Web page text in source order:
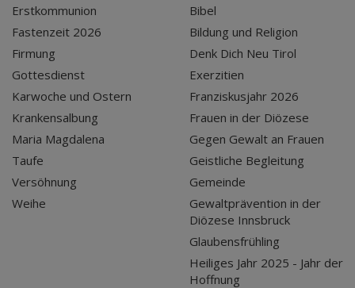
Erstkommunion
Fastenzeit 2026
Firmung
Gottesdienst
Karwoche und Ostern
Krankensalbung
Maria Magdalena
Taufe
Versöhnung
Weihe
Bibel
Bildung und Religion
Denk Dich Neu Tirol
Exerzitien
Franziskusjahr 2026
Frauen in der Diözese
Gegen Gewalt an Frauen
Geistliche Begleitung
Gemeinde
Gewaltprävention in der
Diözese Innsbruck
Glaubensfrühling
Heiliges Jahr 2025 - Jahr der
Hoffnung